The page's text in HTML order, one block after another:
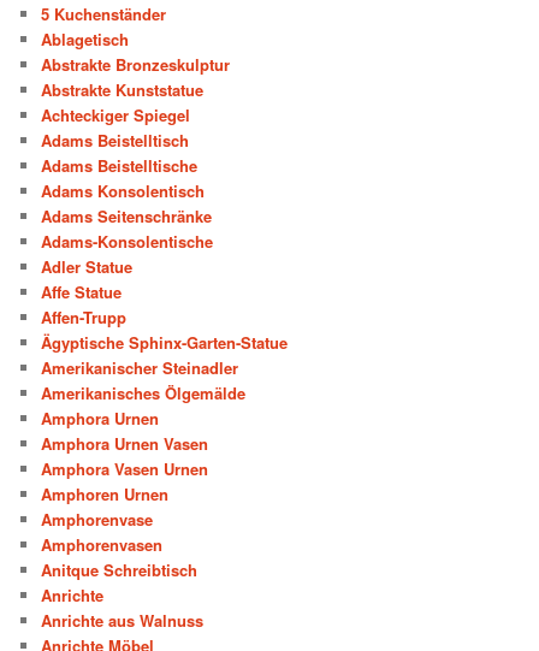
5 Kuchenständer
Ablagetisch
Abstrakte Bronzeskulptur
Abstrakte Kunststatue
Achteckiger Spiegel
Adams Beistelltisch
Adams Beistelltische
Adams Konsolentisch
Adams Seitenschränke
Adams-Konsolentische
Adler Statue
Affe Statue
Affen-Trupp
Ägyptische Sphinx-Garten-Statue
Amerikanischer Steinadler
Amerikanisches Ölgemälde
Amphora Urnen
Amphora Urnen Vasen
Amphora Vasen Urnen
Amphoren Urnen
Amphorenvase
Amphorenvasen
Anitque Schreibtisch
Anrichte
Anrichte aus Walnuss
Anrichte Möbel